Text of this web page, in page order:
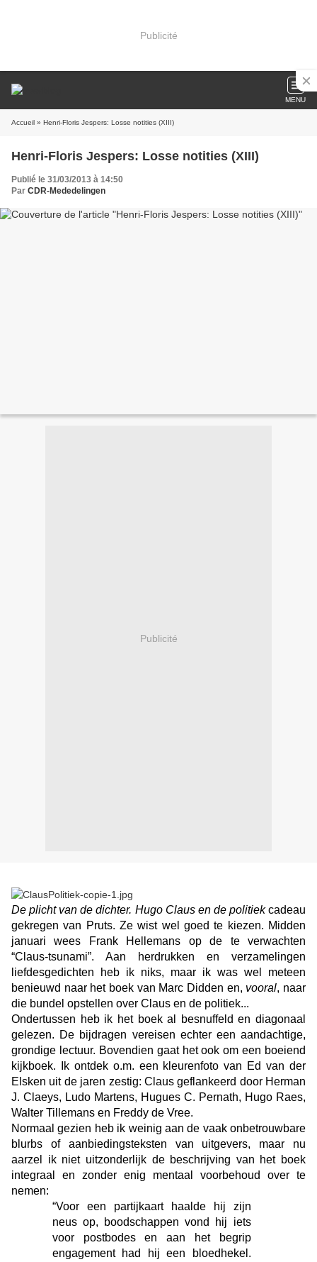
Publicité
MENU
Accueil » Henri-Floris Jespers: Losse notities (XIII)
Henri-Floris Jespers: Losse notities (XIII)
Publié le 31/03/2013 à 14:50
Par CDR-Mededelingen
Publicité
De plicht van de dichter. Hugo Claus en de politiekcadeau
gekregen van Pruts. Ze wist wel goed te kiezen. Midden
januari wees Frank Hellemans op de te verwachten
“Claus-tsunami”. Aan herdrukken en verzamelingen
liefdesgedichten heb ik niks, maar ik was wel meteen
benieuwd naar het boek van Marc Didden en, vooral, naar
die bundel opstellen over Claus en de politiek...
Ondertussen heb ik het boek al besnuffeld en diagonaal
gelezen. De bijdragen vereisen echter een aandachtige,
grondige lectuur. Bovendien gaat het ook om een boeiend
kijkboek. Ik ontdek o.m. een kleurenfoto van Ed van der
Elsken uit de jaren zestig: Claus geflankeerd door Herman
J. Claeys, Ludo Martens, Hugues C. Pernath, Hugo Raes,
Walter Tillemans en Freddy de Vree.
Normaal gezien heb ik weinig aan de vaak onbetrouwbare
blurbs of aanbiedingsteksten van uitgevers, maar nu
aarzel ik niet uitzonderlijk de beschrijving van het boek
integraal en zonder enig mentaal voorbehoud over te
nemen:
“Voor een partijkaart haalde hij zijn
neus op, boodschappen vond hij iets
voor postbodes en aan het begrip
engagement had hij een bloedhekel.